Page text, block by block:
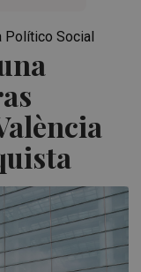
Político Social